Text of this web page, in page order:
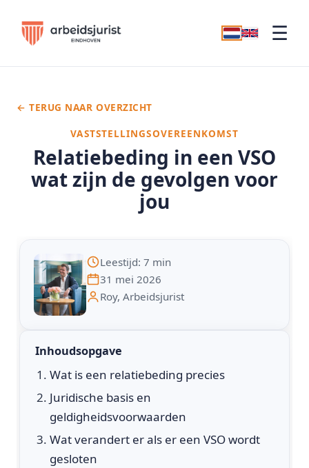
☰
Relatiebeding in een VSO
wat zijn de gevolgen voor
jou
← TERUG NAAR OVERZICHT
VASTSTELLINGSOVEREENKOMST
Leestijd: 7 min
31 mei 2026
Roy, Arbeidsjurist
Inhoudsopgave
Wat is een relatiebeding precies
Juridische basis en
geldigheidsvoorwaarden
Wat verandert er als er een VSO wordt
gesloten